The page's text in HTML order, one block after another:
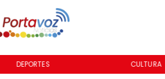
DEPORTES CULTURA